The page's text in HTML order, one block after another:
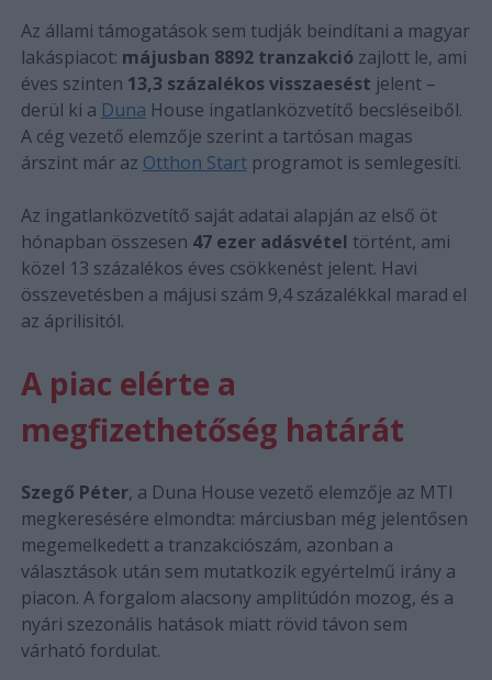
Az állami támogatások sem tudják beindítani a magyar
lakáspiacot: májusban 8892 tranzakció zajlott le, ami
éves szinten 13,3 százalékos visszaesést jelent –
derül ki a Duna House ingatlanközvetítő becsléseiből.
A cég vezető elemzője szerint a tartósan magas
árszint már az Otthon Startprogramot is semlegesíti.
Az ingatlanközvetítő saját adatai alapján az első öt
hónapban összesen 47 ezer adásvétel történt, ami
közel 13 százalékos éves csökkenést jelent. Havi
összevetésben a májusi szám 9,4 százalékkal marad el
az áprilisitól.
A piac elérte a
megfizethetőség határát
Szegő Péter, a Duna House vezető elemzője az MTI
megkeresésére elmondta: márciusban még jelentősen
megemelkedett a tranzakciószám, azonban a
választások után sem mutatkozik egyértelmű irány a
piacon. A forgalom alacsony amplitúdón mozog, és a
nyári szezonális hatások miatt rövid távon sem
várható fordulat.